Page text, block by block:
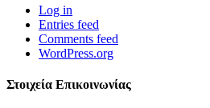
Log in
Entries feed
Comments feed
WordPress.org
Στοιχεία Επικοινωνίας